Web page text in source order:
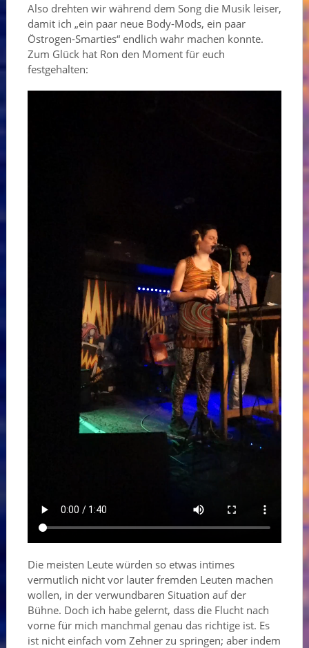
Also drehten wir während dem Song die Musik leiser,
damit ich „ein paar neue Body-Mods, ein paar
Östrogen-Smarties“ endlich wahr machen konnte.
Zum Glück hat Ron den Moment für euch
festgehalten:
Die meisten Leute würden so etwas intimes
vermutlich nicht vor lauter fremden Leuten machen
wollen, in der verwundbaren Situation auf der
Bühne. Doch ich habe gelernt, dass die Flucht nach
vorne für mich manchmal genau das richtige ist. Es
ist nicht einfach vom Zehner zu springen; aber indem